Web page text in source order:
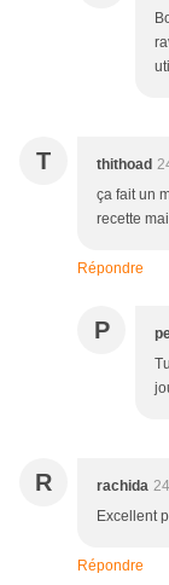
T thithoad
ça fait un
recette
Répondre
P
R rachida
Excellent
Répondre